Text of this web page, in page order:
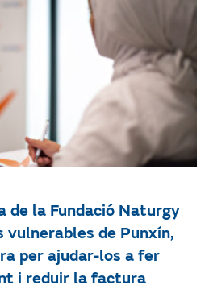
de la Fundació Naturgy
vulnerables de Punxín,
per ajudar-los a fer
i reduir la factura